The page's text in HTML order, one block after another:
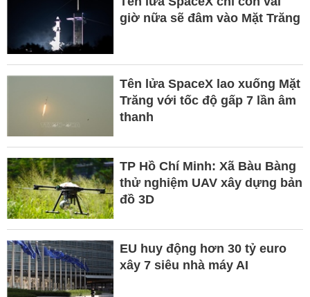
giờ nữa sẽ đâm vào Mặt Trăng
Tên lửa SpaceX lao xuống Mặt
Trăng với tốc độ gấp 7 lần âm
thanh
TP Hồ Chí Minh: Xã Bàu Bàng
thử nghiệm UAV xây dựng bản
đồ 3D
EU huy động hơn 30 tỷ euro
xây 7 siêu nhà máy AI